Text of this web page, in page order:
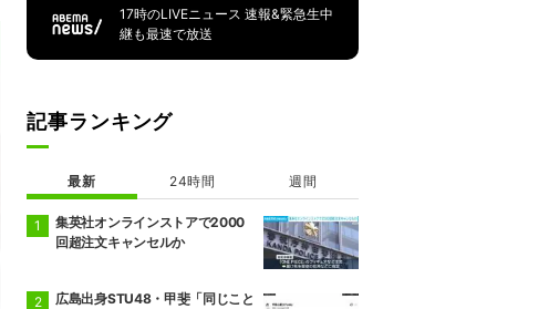
17時のLIVEニュース 速報&緊急生中
継も最速で放送
記事ランキング
最新 24時間 週間
集英社オンラインストアで2000
回超注文キャンセルか
広島出身STU48・甲斐「同じこと